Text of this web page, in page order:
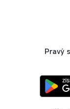
Pravý